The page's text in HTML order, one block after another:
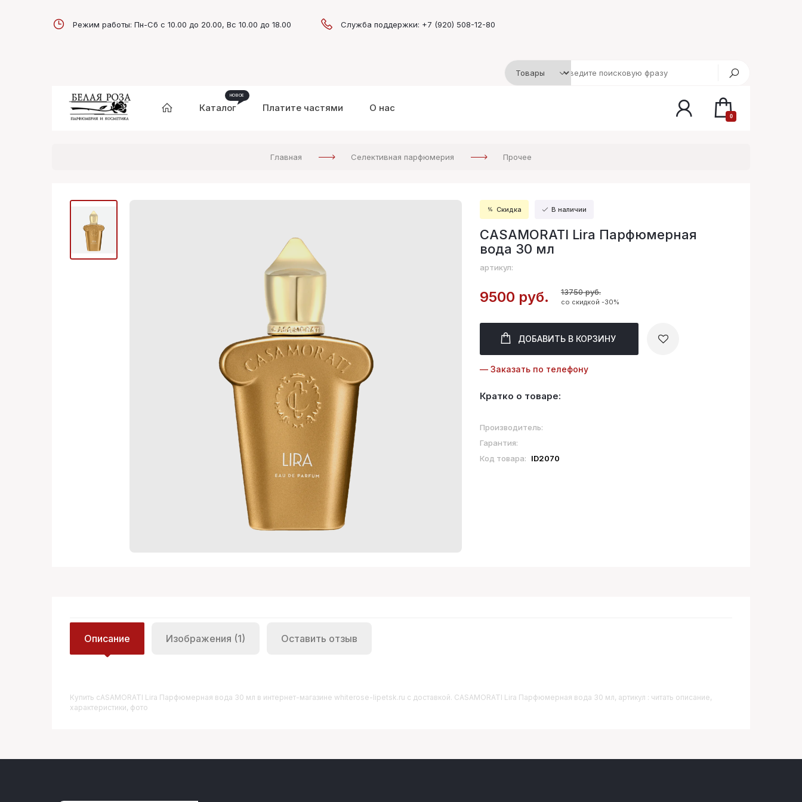
Режим работы: Пн-Сб с 10.00 до 20.00, Вс 10.00 до 18.00 Служба поддержки: +7 (920) 508-12-80
Каталог Платите частями О нас
0
Главная Селективная парфюмерия Прочее
Скидка В наличии
CASAMORATI Lira Парфюмерная
вода 30 мл
артикул:
9500 руб. 13750 руб.
со скидкой -30%
ДОБАВИТЬ В КОРЗИНУ
— Заказать по телефону
Кратко о товаре:
Производитель:
Гарантия:
Код товара:
ID2070
Описание Изображения (1) Оставить отзыв
Купить CASAMORATI Lira Парфюмерная вода 30 мл в интернет-магазине whiterose-lipetsk.ru с доставкой. CASAMORATI Lira Парфюмерная вода 30 мл, артикул : читать описание,
характеристики, фото